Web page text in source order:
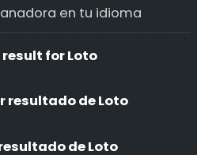
en tu idioma
for Loto
resultado de Loto
de Loto